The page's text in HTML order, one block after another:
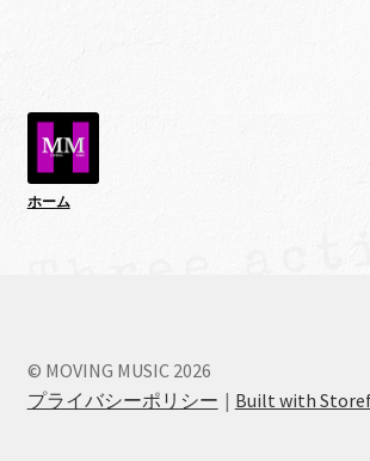
ホーム
© MOVING MUSIC 2026
プライバシーポリシー
Built with